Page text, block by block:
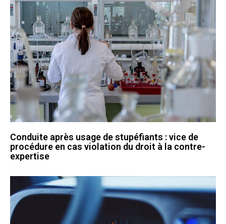
Conduite après usage de stupéfiants : vice de
procédure en cas violation du droit à la contre-
expertise